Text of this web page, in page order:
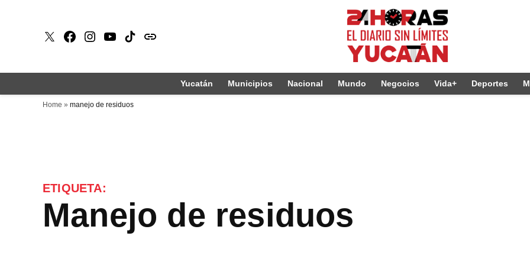
X Faceboook
Instagram
Youtube
Tiktokissuu
Yucatán Municipios Nacional Mundo Negocios Vida+ Deportes
Home » manejo de residuos
ETIQUETA:
manejo de residuos